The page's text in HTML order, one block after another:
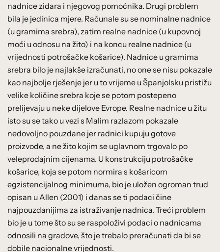
nadnice zidara i njegovog pomoćnika. Drugi problem
bila je jedinica mjere. Računale su se nominalne nadnice
(u gramima srebra), zatim realne nadnice (u kupovnoj
moći u odnosu na žito) i na koncu realne nadnice (u
vrijednosti potrošačke košarice). Nadnice u gramima
srebra bilo je najlakše izračunati, no one se nisu pokazale
kao najbolje rješenje jer u to vrijeme u Španjolsku pristižu
velike količine srebra koje se potom postepeno
prelijevaju u neke dijelove Evrope. Realne nadnice u žitu
isto su se tako u vezi s Malim razlazom pokazale
nedovoljno pouzdane jer radnici kupuju gotove
proizvode, a ne žito kojim se uglavnom trgovalo po
veleprodajnim cijenama. U konstrukciju potrošačke
košarice, koja se potom normira s košaricom
egzistencijalnog minimuma, bio je uložen ogroman trud
opisan u Allen (2001) i danas se ti podaci čine
najpouzdanijima za istraživanje nadnica. Treći problem
bio je u tome što su se raspoloživi podaci o nadnicama
odnosili na gradove, što je trebalo preračunati da bi se
dobile nacionalne vrijednosti.